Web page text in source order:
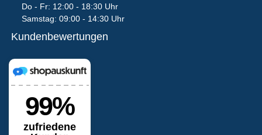
Do - Fr: 12:00 - 18:30 Uhr
Samstag: 09:00 - 14:30 Uhr
Kundenbewertungen